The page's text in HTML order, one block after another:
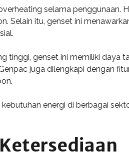
selama penggunaan.
Selain itu, genset ini
tinggi, genset ini memiliki daya
juga dilengkapi dengan
energi di berbagai